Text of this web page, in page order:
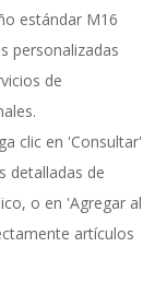
estándar M16
personalizadas
de
clic en 'Consultar'
detalladas de
o en 'Agregar al
artículos